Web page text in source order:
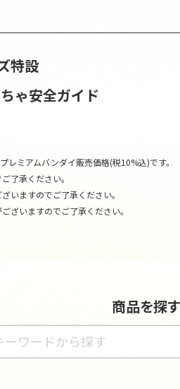
特設
ゃ安全ガイド
ミアムバンダイ販売価格(税10%込)です。
了承ください。
いますのでご了承ください。
ざいますのでご了承ください。
商品を探す